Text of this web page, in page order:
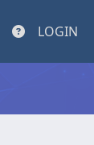
LOGIN